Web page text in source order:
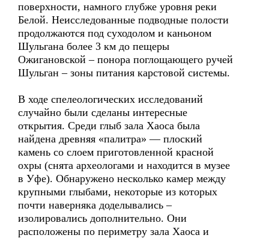
поверхности, намного глубже уровня реки
Белой. Неисследованные подводные полости
продолжаются под суходолом и каньоном
Шульгана более 3 км до пещеры
Ожигановской – понора поглощающего ручей
Шульган – зоны питания карстовой системы.
В ходе спелеологических исследований
случайно были сделаны интересные
открытия. Среди глыб зала Хаоса была
найдена древняя «палитра» — плоский
камень со слоем приготовленной красной
охры (снята археологами и находится в музее
в Уфе). Обнаружено несколько камер между
крупными глыбами, некоторые из которых
почти наверняка доделывались –
изолировались дополнительно. Они
расположены по периметру зала Хаоса и